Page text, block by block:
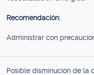
Recomendación:
Administrar con
Posible disminución de la